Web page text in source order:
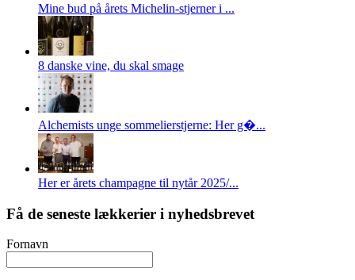
Mine bud på årets Michelin-stjerner i ...
8 danske vine, du skal smage
Alchemists unge sommelierstjerne: Her g�...
Her er årets champagne til nytår 2025/...
Få de seneste lækkerier i nyhedsbrevet
Fornavn